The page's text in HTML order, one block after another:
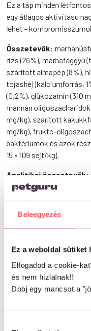
Beleegyezés
Ez a weboldal sütiket
Elfogadod a cookie-
és nem hizlalnak!!
Dobj egy mancsot a
Ez a táp minden
egy átlagos aktivitású
lehet –
Összetevők:
rizs (26%), marhafaggyú
szárított almapép (8%),
tojáshéj (kalciumforrás,
(0,2%), glükozamin (310
mannán
mg/kg), szárított
mg/kg), frukto-
baktériumok és azok
15 × 109 sejt/kg).
Analitikai összetevők:
nyersrost 2,8 %,
zsírsavak 0,2 %, omega-
az összes
Vélemények